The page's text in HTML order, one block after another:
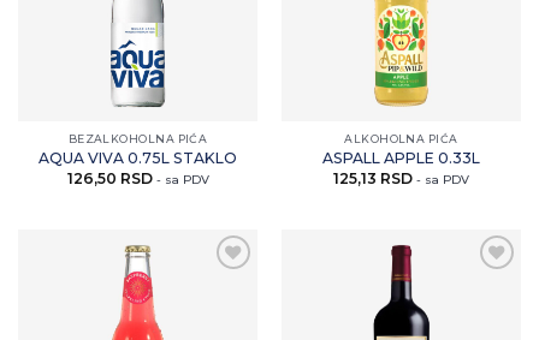
BEZALKOHOLNA PIĆA
AQUA VIVA 0.75L STAKLO
126,50 RSD - sa PDV
ALKOHOLNA PIĆA
ASPALL APPLE 0.33L
125,13 RSD - sa PDV